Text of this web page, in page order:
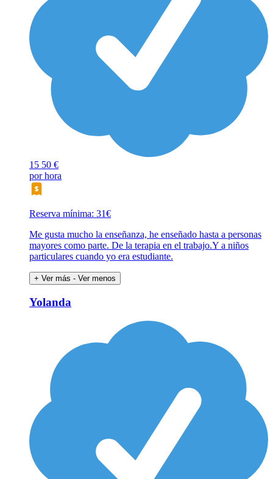
15 50 €
por hora
Reserva mínima: 31€
Me gusta mucho la enseñanza, he enseñado hasta a personas
mayores como parte. De la terapia en el trabajo.Y a niños
particulares cuando yo era estudiante.
+ Ver más - Ver menos
Yolanda